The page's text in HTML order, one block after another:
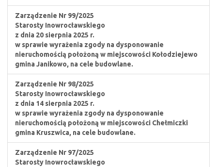
Zarządzenie Nr 99/2025
Starosty Inowrocławskiego
z dnia 20 sierpnia 2025 r.
w sprawie wyrażenia zgody na dysponowanie
nieruchomością położoną w miejscowości Kołodziejewo
gmina Janikowo, na cele budowlane.
Zarządzenie Nr 98/2025
Starosty Inowrocławskiego
z dnia 14 sierpnia 2025 r.
w sprawie wyrażenia zgody na dysponowanie
nieruchomością położoną w miejscowości Chełmiczki
gmina Kruszwica, na cele budowlane.
Zarządzenie Nr 97/2025
Starosty Inowrocławskiego